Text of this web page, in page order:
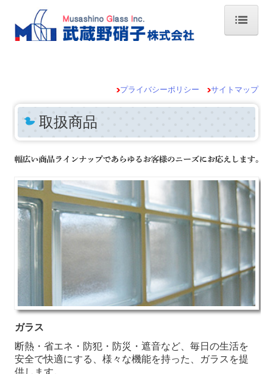
会社情報
支店紹介
MGI PHOTO
お問い合わせ
プライバシーポリシー
プライバシーポリシー サイトマップ
取扱商品
ガラス
断熱・省エネ・防犯・防災・遮音など、毎日の生活を
安全で快適にする、様々な機能を持った、ガラスを提